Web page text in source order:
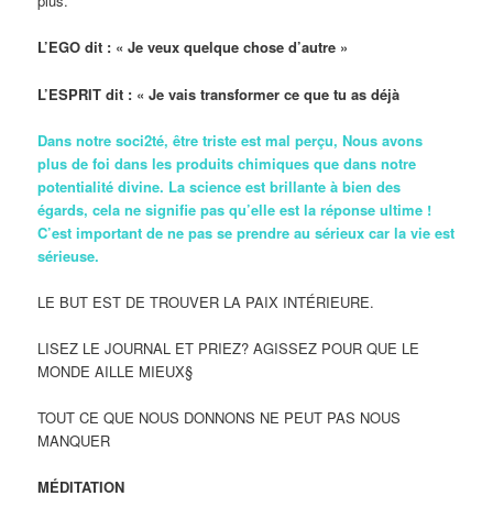
L’EGO dit : « Je veux quelque chose d’autre »
L’ESPRIT dit : « Je vais transformer ce que tu as déjà
Dans notre soci2té, être triste est mal perçu, Nous avons
plus de foi dans les produits chimiques que dans notre
potentialité divine. La science est brillante à bien des
égards, cela ne signifie pas qu’elle est la réponse ultime !
C’est important de ne pas se prendre au sérieux car la vie est
sérieuse.
LE BUT EST DE TROUVER LA PAIX INTÉRIEURE.
LISEZ LE JOURNAL ET PRIEZ? AGISSEZ POUR QUE LE
MONDE AILLE MIEUX§
TOUT CE QUE NOUS DONNONS NE PEUT PAS NOUS
MANQUER
MÉDITATION